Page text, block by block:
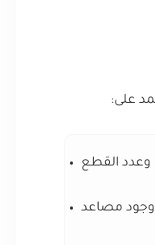
على:
وعدد القطع
وجود مصاعد